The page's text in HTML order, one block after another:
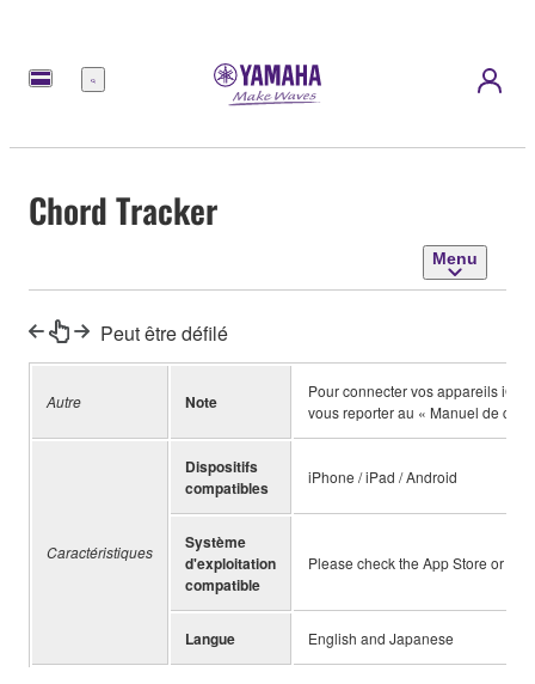
Menu
Chord Tracker
Menu
Peut être défilé
Autre Note
Pour connecter vos appareils iOS
vous reporter au « Manuel de
Caractéristiques
Dispositifs
compatibles
iPhone / iPad / Android
Système
d'exploitation
compatible
Please check the App Store or
Langue English and Japanese